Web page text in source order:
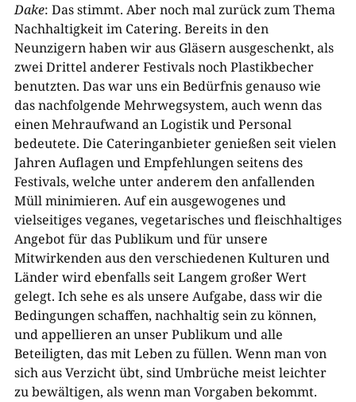
Dake: Das stimmt. Aber noch mal zurück zum Thema
Nachhaltigkeit im Catering. Bereits in den
Neunzigern haben wir aus Gläsern ausgeschenkt, als
zwei Drittel anderer Festivals noch Plastikbecher
benutzten. Das war uns ein Bedürfnis genauso wie
das nachfolgende Mehrwegsystem, auch wenn das
einen Mehraufwand an Logistik und Personal
bedeutete. Die Cateringanbieter genießen seit vielen
Jahren Auflagen und Empfehlungen seitens des
Festivals, welche unter anderem den anfallenden
Müll minimieren. Auf ein ausgewogenes und
vielseitiges veganes, vegetarisches und fleischhaltiges
Angebot für das Publikum und für unsere
Mitwirkenden aus den verschiedenen Kulturen und
Länder wird ebenfalls seit Langem großer Wert
gelegt. Ich sehe es als unsere Aufgabe, dass wir die
Bedingungen schaffen, nachhaltig sein zu können,
und appellieren an unser Publikum und alle
Beteiligten, das mit Leben zu füllen. Wenn man von
sich aus Verzicht übt, sind Umbrüche meist leichter
zu bewältigen, als wenn man Vorgaben bekommt.